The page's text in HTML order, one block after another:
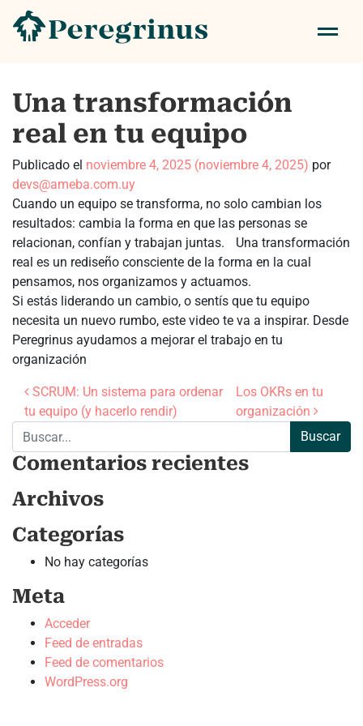
Una transformación
real en tu equipo
Publicado el noviembre 4, 2025 (noviembre 4, 2025) por
devs@ameba.com.uy
Cuando un equipo se transforma, no solo cambian los
resultados: cambia la forma en que las personas se
relacionan, confían y trabajan juntas. Una transformación
real es un rediseño consciente de la forma en la cual
pensamos, nos organizamos y actuamos.
Si estás liderando un cambio, o sentís que tu equipo
necesita un nuevo rumbo, este video te va a inspirar. Desde
Peregrinus ayudamos a mejorar el trabajo en tu
organización
Navegación de entradas
SCRUM: Un sistema para ordenar
tu equipo (y hacerlo rendir)
Los OKRs en tu
organización
Buscar:
Comentarios recientes
Archivos
Categorías
No hay categorías
Meta
Acceder
Feed de entradas
Feed de comentarios
WordPress.org